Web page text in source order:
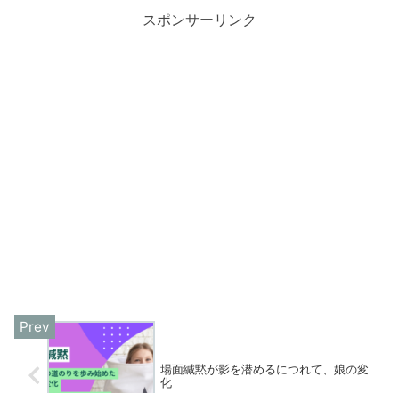
スポンサーリンク
場面緘黙が影を潜めるにつれて、娘の変
化